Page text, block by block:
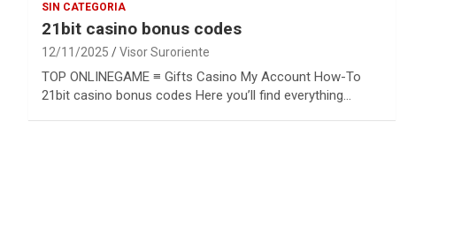
SIN CATEGORIA
21bit casino bonus codes
12/11/2025 Visor Suroriente
TOP ONLINEGAME ≡ Gifts Casino My Account How-To
21bit casino bonus codes Here you’ll find everything…